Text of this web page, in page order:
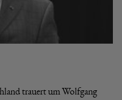
trauert um Wolfgang